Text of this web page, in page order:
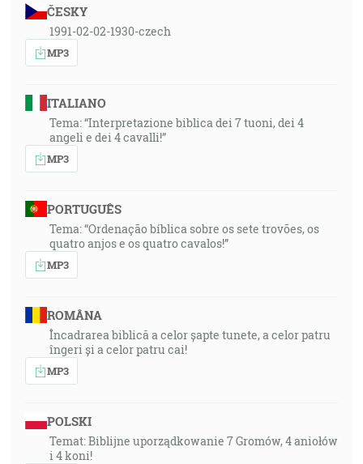
ČESKY
1991-02-02-1930-czech
MP3
ITALIANO
Tema: “Interpretazione biblica dei 7 tuoni, dei 4
angeli e dei 4 cavalli!”
MP3
PORTUGUÊS
Tema: “Ordenação bíblica sobre os sete trovões, os
quatro anjos e os quatro cavalos!”
MP3
ROMÂNA
Încadrarea biblică a celor șapte tunete, a celor patru
îngeri și a celor patru cai!
MP3
POLSKI
Temat: Biblijne uporządkowanie 7 Gromów, 4 aniołów
i 4 koni!